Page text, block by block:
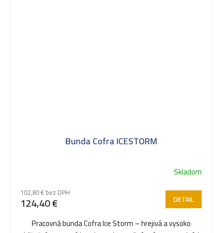
Bunda Cofra ICESTORM
Skladom
102,80 € bez DPH
124,40 € DETAIL
Pracovná bunda Cofra Ice Storm – hrejivá a vysoko